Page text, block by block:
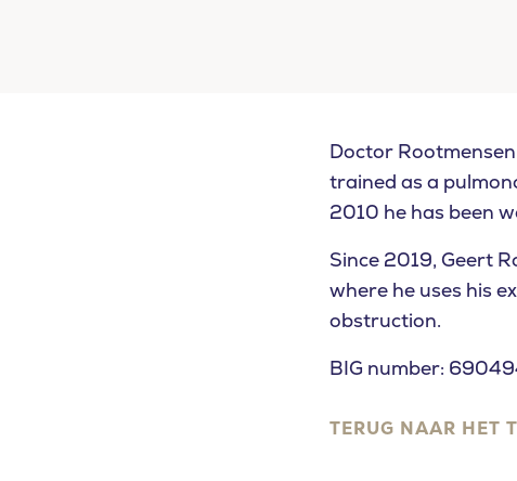
What are
Doctor
trained as a
2010 he has been
Since 2019, Geert
where he uses his
obstruction.
BIG number:
TERUG NAAR HET